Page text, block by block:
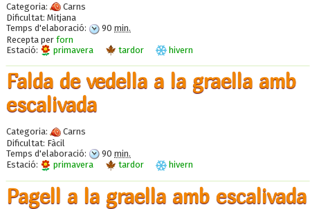
Categoria:
Carns
Dificultat: Mitjana
Temps d'elaboració:
90 min.
Recepta per forn
Estació:
primavera tardor hivern
Falda de vedella a la graella amb
escalivada
Categoria:
Carns
Dificultat: Fàcil
Temps d'elaboració:
90 min.
Estació:
primavera tardor hivern
Pagell a la graella amb escalivada